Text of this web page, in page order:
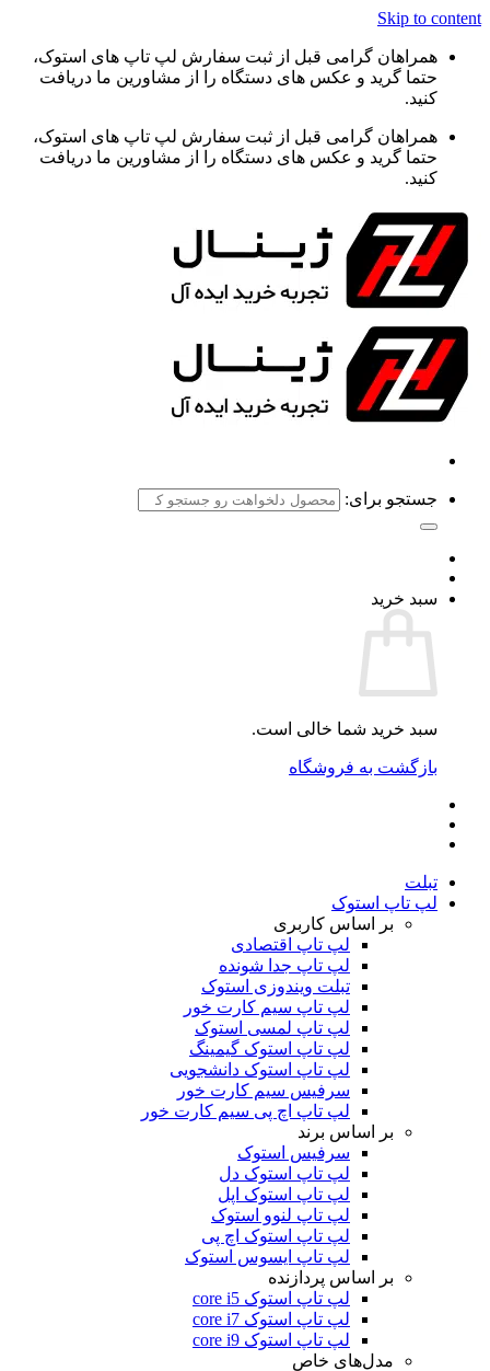
Skip to content
همراهان گرامی قبل از ثبت سفارش لپ تاپ های استوک،
حتما گرید و عکس های دستگاه را از مشاورین ما دریافت
کنید.
همراهان گرامی قبل از ثبت سفارش لپ تاپ های استوک،
حتما گرید و عکس های دستگاه را از مشاورین ما دریافت
کنید.
جستجو برای:
سبد خرید
سبد خرید شما خالی است.
بازگشت به فروشگاه
تبلت
لپ تاپ استوک
بر اساس کاربری
لپ تاپ اقتصادی
لپ تاپ جدا شونده
تبلت ویندوزی استوک
لپ تاپ سیم کارت خور
لپ تاپ لمسی استوک
لپ تاپ استوک گیمینگ
لپ تاپ استوک دانشجویی
سرفیس سیم کارت خور
لپ تاپ اچ پی سیم کارت خور
بر اساس برند
سرفیس استوک
لپ تاپ استوک دل
لپ تاپ استوک اپل
لپ تاپ لنوو استوک
لپ تاپ استوک اچ پی
لپ تاپ ایسوس استوک
بر اساس پردازنده
لپ تاپ استوک core i5
لپ تاپ استوک core i7
لپ تاپ استوک core i9
مدل‌های خاص